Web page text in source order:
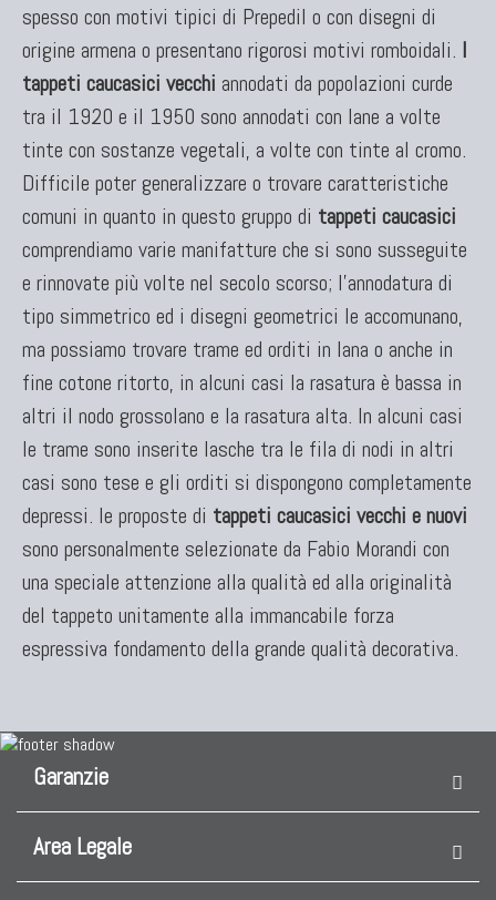
TAPPETI CAUCASICI
Tappeti Caucasici Antichi: Kazak
Tappeti Caucasici Antichi: Karabagh
Tappeti Caucasici Antichi : Shirvan
Tappeti Caucasici Vecchi E Nuovi
TAPPETI ANTICHI DA COLLEZIONE
Tappeti Anatolici Antichi
Tappeti Cinesi Antichi
Tappeti Turcomanni Antichi
Tappeti Agra Antichi E Antica Asia
KILIM
Kilim Vecchi E Antichi
Kilim Nuovi
Nuovissimi Kilim India
Tappeti Turchi Vecchi E Nuovi
Tappeti Turcomanni Vecchi E Nuovi
spesso con motivi tipici di Prepedil o con disegni di
origine armena o presentano rigorosi motivi romboidali. I
tappeti caucasici vecchi annodati da popolazioni curde
tra il 1920 e il 1950 sono annodati con lane a volte
tinte con sostanze vegetali, a volte con tinte al cromo.
Difficile poter generalizzare o trovare caratteristiche
comuni in quanto in questo gruppo di tappeti caucasici
comprendiamo varie manifatture che si sono susseguite
e rinnovate più volte nel secolo scorso; l'annodatura di
tipo simmetrico ed i disegni geometrici le accomunano,
ma possiamo trovare trame ed orditi in lana o anche in
fine cotone ritorto, in alcuni casi la rasatura è bassa in
altri il nodo grossolano e la rasatura alta. In alcuni casi
le trame sono inserite lasche tra le fila di nodi in altri
casi sono tese e gli orditi si dispongono completamente
depressi. le proposte di tappeti caucasici vecchi e nuovi
sono personalmente selezionate da Fabio Morandi con
una speciale attenzione alla qualità ed alla originalità
del tappeto unitamente alla immancabile forza
espressiva fondamento della grande qualità decorativa.
Garanzie
Area Legale